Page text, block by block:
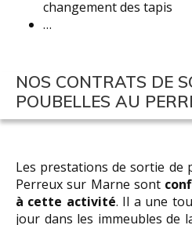
changement des tapis
…
NOS CONTRATS DE
POUBELLES AU
Les prestations de sortie de
Perreux sur Marne sont
à cette activité. Il a une
jour dans les immeubles de